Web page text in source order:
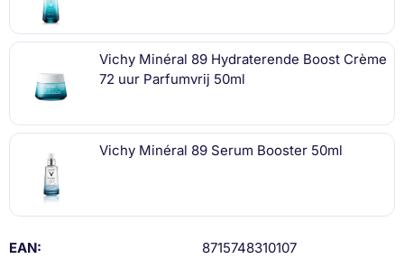
Vichy Minéral 89 Hydraterende Boost Crème
72 uur Parfumvrij 50ml
Vichy Minéral 89 Serum Booster 50ml
EAN 8715748310107